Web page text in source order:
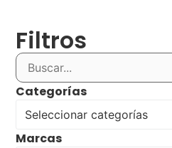
Filtros
Categorías
Seleccionar categorías
Marcas